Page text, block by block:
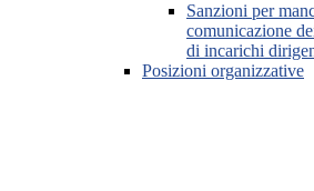
Sanzioni per
comunicazione
di incarichi
Posizioni organizzative